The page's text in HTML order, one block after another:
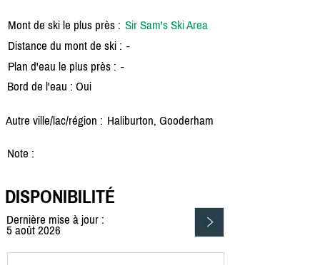
Mont de ski le plus près : Sir Sam's Ski Area
Distance du mont de ski : -
Plan d'eau le plus près : -
Bord de l'eau : Oui
Autre ville/lac/région : Haliburton, Gooderham
Note :
DISPONIBILITÉ
Dernière mise à jour :
5 août 2026